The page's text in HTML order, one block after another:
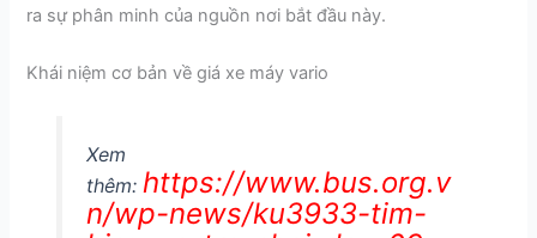
ra sự phân minh của nguồn nơi bắt đầu này.
Khái niệm cơ bản về giá xe máy vario
Xem
thêm: https://www.bus.org.v
n/wp-news/ku3933-tim-